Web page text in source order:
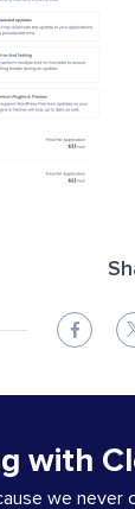
with
we never